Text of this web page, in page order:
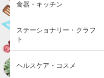
食器・キッチン
ステーショナリー・クラフ
ト
ヘルスケア・コスメ